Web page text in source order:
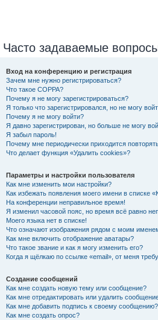
Часто задаваемые
Вход на конференцию и регистрация
Зачем мне нужно регистрироваться?
Что такое COPPA?
Почему я не могу зарегистрироваться?
Я только что зарегистрировался, но не могу
Почему я не могу войти?
Я давно зарегистрирован, но больше не могу
Я забыл пароль!
Почему мне периодически приходится
Что делает функция «Удалить cookies»?
Параметры и настройки пользователя
Как мне изменить мои настройки?
Как избежать появления моего имени в списке
На конференции неправильное время!
Я изменил часовой пояс, но время всё равно
Моего языка нет в списке!
Что означают изображения рядом с моим
Как мне включить отображение аватары?
Что такое звание и как я могу изменить его?
Когда я щёлкаю по ссылке «email», от меня
Создание сообщений
Как мне создать новую тему или сообщение?
Как мне отредактировать или удалить
Как мне добавить подпись к своему сообщению?
Как мне создать опрос?